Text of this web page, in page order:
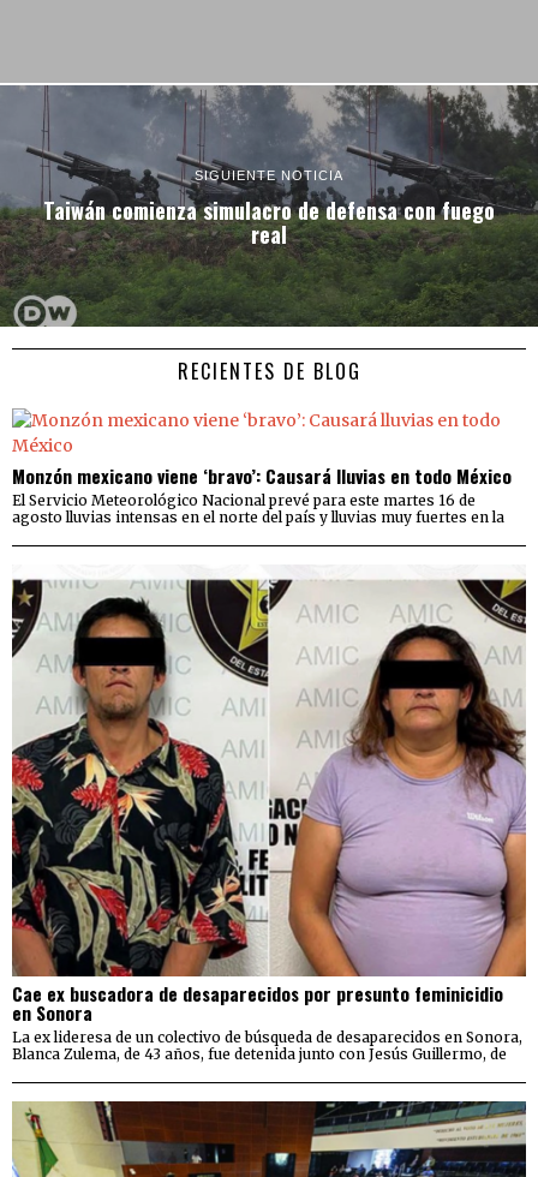
SIGUIENTE NOTICIA
Taiwán comienza simulacro de defensa con fuego
real
RECIENTES DE BLOG
Monzón mexicano viene ‘bravo’: Causará lluvias en todo México
El Servicio Meteorológico Nacional prevé para este martes 16 de
agosto lluvias intensas en el norte del país y lluvias muy fuertes en la
Cae ex buscadora de desaparecidos por presunto feminicidio
en Sonora
La ex lideresa de un colectivo de búsqueda de desaparecidos en Sonora,
Blanca Zulema, de 43 años, fue detenida junto con Jesús Guillermo, de